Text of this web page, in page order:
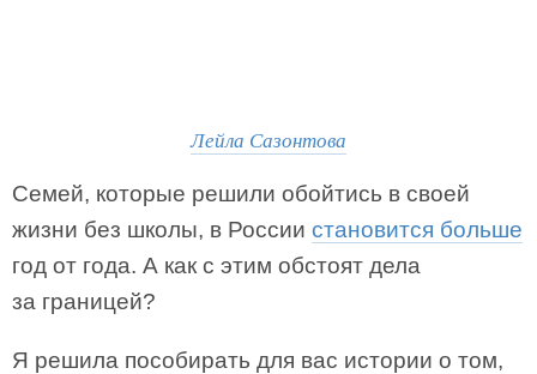
Лейла Сазонтова
Семей, которые решили обойтись в своей
жизни без школы, в России становится больше
год от года. А как с этим обстоят дела
за границей?
Я решила пособирать для вас истории о том,